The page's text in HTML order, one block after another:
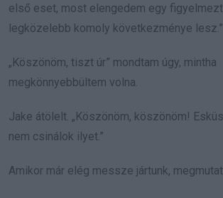
első eset, most elengedem egy
legközelebb komoly következménye lesz.”
„Köszönöm, tiszt úr” mondtam úgy, mintha
megkönnyebbültem volna.
Jake átölelt. „Köszönöm, köszönöm!
nem csinálok ilyet.”
Amikor már elég messze jártunk,